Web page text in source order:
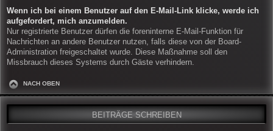
Wenn ich bei einem Benutzer auf den E-Mail-Link klicke, werde ich
aufgefordert, mich anzumelden.
Nur registrierte Benutzer dürfen die foreninterne E-Mail-Funktion für
Nachrichten an andere Benutzer nutzen, falls diese von der Board-
Administration freigeschaltet wurde. Diese Maßnahme soll den
Missbrauch dieses Systems durch Gäste verhindern.
NACH OBEN
BEITRÄGE SCHREIBEN